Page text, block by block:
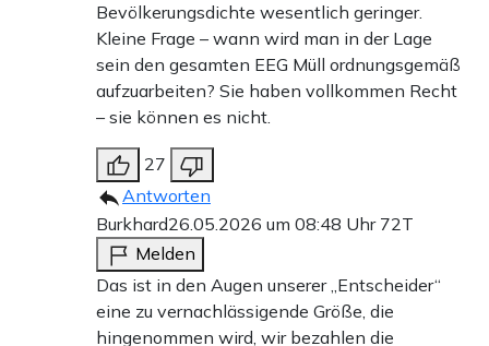
Bevölkerungsdichte wesentlich geringer.
Kleine Frage – wann wird man in der Lage
sein den gesamten EEG Müll ordnungsgemäß
aufzuarbeiten? Sie haben vollkommen Recht
– sie können es nicht.
27
Antworten
Burkhard26.05.2026 um 08:48 Uhr 72T
Melden
Das ist in den Augen unserer „Entscheider“
eine zu vernachlässigende Größe, die
hingenommen wird, wir bezahlen die